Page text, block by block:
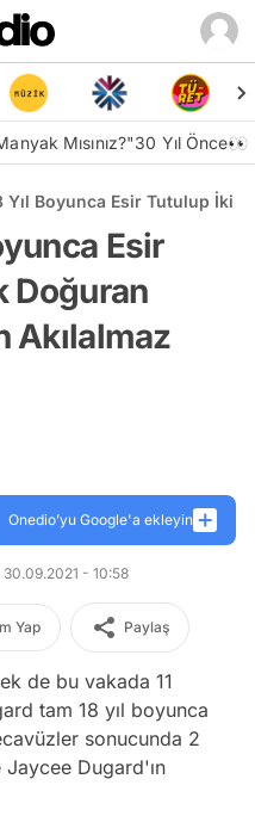
Mısınız?"30 Yıl Önce👀
Yıl Boyunca Esir Tutulup İki
Esir
Doğuran
Akılalmaz
Onedio’yu Google'a ekleyin
- 10:58
Yap Paylaş
de bu vakada 11
tam 18 yıl boyunca
sonucunda 2
Dugard'ın